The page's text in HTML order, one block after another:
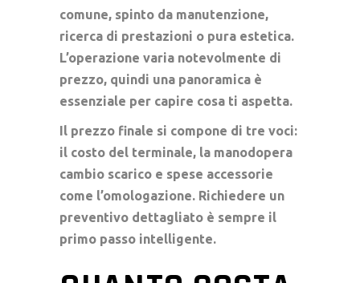
comune, spinto da manutenzione,
ricerca di prestazioni o pura estetica.
L’operazione varia notevolmente di
prezzo, quindi una panoramica è
essenziale per capire cosa ti aspetta.
Il prezzo finale si compone di tre voci:
il costo del terminale, la manodopera
cambio scarico e spese accessorie
come l’omologazione. Richiedere un
preventivo dettagliato è sempre il
primo passo intelligente.